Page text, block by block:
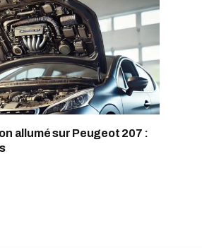
allumé sur Peugeot 207 :